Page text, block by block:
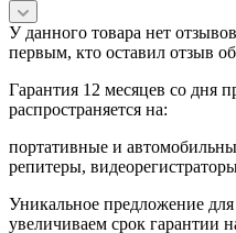
У данного товара нет
первым, кто оставил отзыв
Гарантия 12 месяцев со дня
распространяется на:
портативные и
репитеры,
Уникальное предложение
увеличиваем срок гарантии